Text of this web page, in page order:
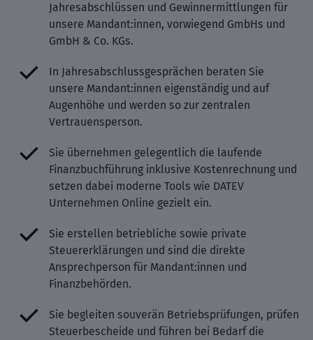
Jahresabschlüssen und Gewinnermittlungen für
unsere Mandant:innen, vorwiegend GmbHs und
GmbH & Co. KGs.
In Jahresabschlussgesprächen beraten Sie
unsere Mandant:innen eigenständig und auf
Augenhöhe und werden so zur zentralen
Vertrauensperson.
Sie übernehmen gelegentlich die laufende
Finanzbuchführung inklusive Kostenrechnung und
setzen dabei moderne Tools wie DATEV
Unternehmen Online gezielt ein.
Sie erstellen betriebliche sowie private
Steuererklärungen und sind die direkte
Ansprechperson für Mandant:innen und
Finanzbehörden.
Sie begleiten souverän Betriebsprüfungen, prüfen
Steuerbescheide und führen bei Bedarf die